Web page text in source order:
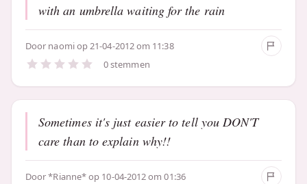
with an umbrella waiting for the rain
Door naomiop 21-04-2012 om 11:38
0 stemmen
Sometimes it's just easier to tell you DON'T
care than to explain why!!
Door*Rianne*op 10-04-2012 om 01:36